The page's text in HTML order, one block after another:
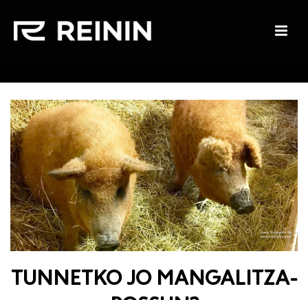
TUNNETKO JO MANGALITZA-